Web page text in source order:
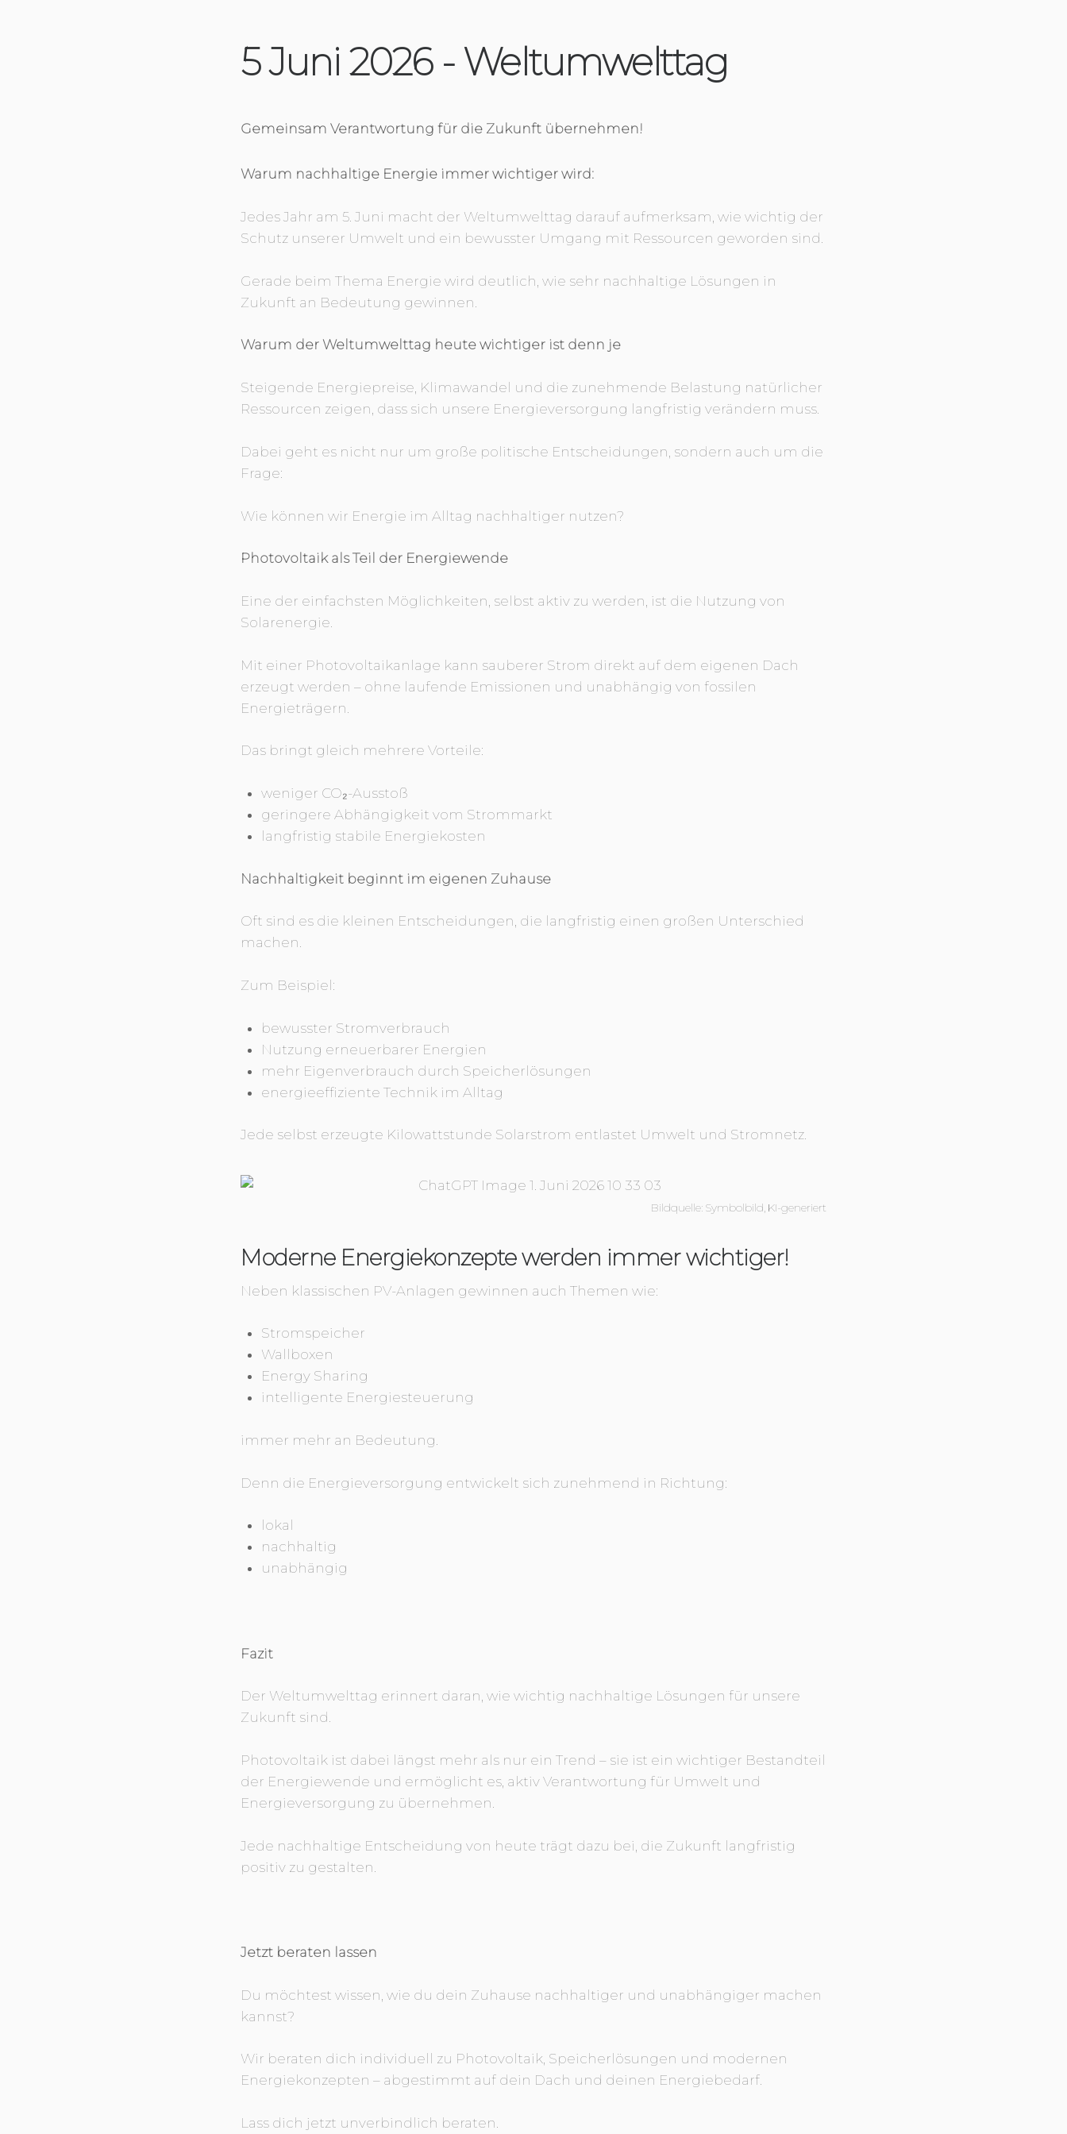
5 Juni 2026 - Weltumwelttag
Gemeinsam Verantwortung für die Zukunft übernehmen!
Warum nachhaltige Energie immer wichtiger wird:
Jedes Jahr am 5. Juni macht der Weltumwelttag darauf aufmerksam, wie wichtig der
Schutz unserer Umwelt und ein bewusster Umgang mit Ressourcen geworden sind.
Gerade beim Thema Energie wird deutlich, wie sehr nachhaltige Lösungen in
Zukunft an Bedeutung gewinnen.
Warum der Weltumwelttag heute wichtiger ist denn je
Steigende Energiepreise, Klimawandel und die zunehmende Belastung natürlicher
Ressourcen zeigen, dass sich unsere Energieversorgung langfristig verändern muss.
Dabei geht es nicht nur um große politische Entscheidungen, sondern auch um die
Frage:
Wie können wir Energie im Alltag nachhaltiger nutzen?
Photovoltaik als Teil der Energiewende
Eine der einfachsten Möglichkeiten, selbst aktiv zu werden, ist die Nutzung von
Solarenergie.
Mit einer Photovoltaikanlage kann sauberer Strom direkt auf dem eigenen Dach
erzeugt werden – ohne laufende Emissionen und unabhängig von fossilen
Energieträgern.
Das bringt gleich mehrere Vorteile:
weniger CO₂-Ausstoß
geringere Abhängigkeit vom Strommarkt
langfristig stabile Energiekosten
Nachhaltigkeit beginnt im eigenen Zuhause
Oft sind es die kleinen Entscheidungen, die langfristig einen großen Unterschied
machen.
Zum Beispiel:
bewusster Stromverbrauch
Nutzung erneuerbarer Energien
mehr Eigenverbrauch durch Speicherlösungen
energieeffiziente Technik im Alltag
Jede selbst erzeugte Kilowattstunde Solarstrom entlastet Umwelt und Stromnetz.
Bildquelle: Symbolbild, KI-generiert
Moderne Energiekonzepte werden immer wichtiger!
Neben klassischen PV-Anlagen gewinnen auch Themen wie:
Stromspeicher
Wallboxen
Energy Sharing
intelligente Energiesteuerung
immer mehr an Bedeutung.
Denn die Energieversorgung entwickelt sich zunehmend in Richtung:
lokal
nachhaltig
unabhängig
Fazit
Der Weltumwelttag erinnert daran, wie wichtig nachhaltige Lösungen für unsere
Zukunft sind.
Photovoltaik ist dabei längst mehr als nur ein Trend – sie ist ein wichtiger Bestandteil
der Energiewende und ermöglicht es, aktiv Verantwortung für Umwelt und
Energieversorgung zu übernehmen.
Jede nachhaltige Entscheidung von heute trägt dazu bei, die Zukunft langfristig
positiv zu gestalten.
Jetzt beraten lassen
Du möchtest wissen, wie du dein Zuhause nachhaltiger und unabhängiger machen
kannst?
Wir beraten dich individuell zu Photovoltaik, Speicherlösungen und modernen
Energiekonzepten – abgestimmt auf dein Dach und deinen Energiebedarf.
Lass dich jetzt unverbindlich beraten.